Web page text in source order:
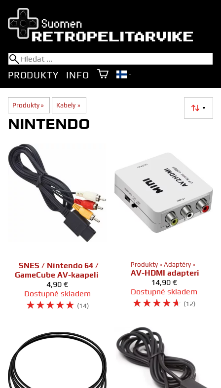
PRODUKTY INFO
Produkty ‪» Kabely ‪» ▼
NINTENDO
SNES / Nintendo 64 /
GameCube AV-kaapeli
4,90 €
Dostupné skladem
☆☆☆☆☆ (14)
Produkty ‪» Adaptéry ‪»
AV-HDMI adapteri
14,90 €
Dostupné skladem
☆☆☆☆☆ (12)